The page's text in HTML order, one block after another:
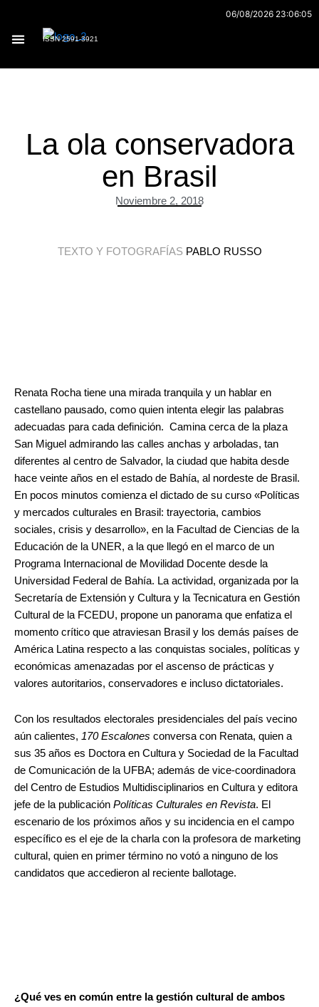
contenido
06/08/2026 23:06:05
ISSN 2591-3921
La ola conservadora
en Brasil
Noviembre 2, 2018
TEXTO Y FOTOGRAFÍASPABLO RUSSO
Renata Rocha tiene una mirada tranquila y un hablar en
castellano pausado, como quien intenta elegir las palabras
adecuadas para cada definición. Camina cerca de la plaza
San Miguel admirando las calles anchas y arboladas, tan
diferentes al centro de Salvador, la ciudad que habita desde
hace veinte años en el estado de Bahía, al nordeste de Brasil.
En pocos minutos comienza el dictado de su curso «Políticas
y mercados culturales en Brasil: trayectoria, cambios
sociales, crisis y desarrollo», en la Facultad de Ciencias de la
Educación de la UNER, a la que llegó en el marco de un
Programa Internacional de Movilidad Docente desde la
Universidad Federal de Bahía. La actividad, organizada por la
Secretaría de Extensión y Cultura y la Tecnicatura en Gestión
Cultural de la FCEDU, propone un panorama que enfatiza el
momento crítico que atraviesan Brasil y los demás países de
América Latina respecto a las conquistas sociales, políticas y
económicas amenazadas por el ascenso de prácticas y
valores autoritarios, conservadores e incluso dictatoriales.
Con los resultados electorales presidenciales del país vecino
aún calientes, 170 Escalones conversa con Renata, quien a
sus 35 años es Doctora en Cultura y Sociedad de la Facultad
de Comunicación de la UFBA; además de vice-coordinadora
del Centro de Estudios Multidisciplinarios en Cultura y editora
jefe de la publicación Políticas Culturales en Revista. El
escenario de los próximos años y su incidencia en el campo
específico es el eje de la charla con la profesora de marketing
cultural, quien en primer término no votó a ninguno de los
candidatos que accedieron al reciente ballotage.
¿Qué ves en común entre la gestión cultural de ambos